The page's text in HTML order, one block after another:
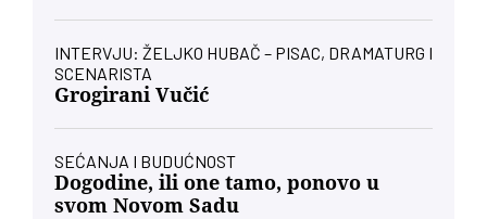
INTERVJU: ŽELJKO HUBAČ – PISAC, DRAMATURG I
SCENARISTA
Grogirani Vučić
SEĆANJA I BUDUĆNOST
Dogodine, ili one tamo, ponovo u
svom Novom Sadu